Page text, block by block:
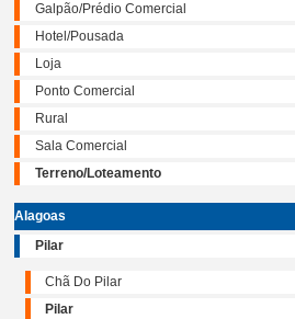
Galpão/Prédio Comercial
Hotel/Pousada
Loja
Ponto Comercial
Rural
Sala Comercial
Terreno/Loteamento
Alagoas
Pilar
Chã Do Pilar
Pilar